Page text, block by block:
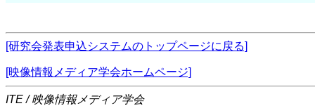
[研究会発表申込システムのトップページに戻る]
[映像情報メディア学会ホームページ]
ITE / 映像情報メディア学会